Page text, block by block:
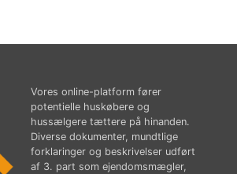
Vores online-platform fører
potentielle huskøbere og
hussælgere tættere på hinanden.
Diverse dokumenter, mundtlige
forklaringer og beskrivelser udført
af 3. part som ejendomsmægler,